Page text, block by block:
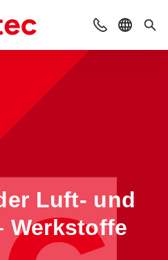
KontaktSprache
Luft- und
Werkstoffe